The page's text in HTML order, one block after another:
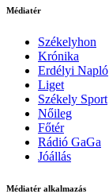
Médiatér
Székelyhon
Krónika
Erdélyi Napló
Liget
Székely Sport
Nőileg
Főtér
Rádió GaGa
Jóállás
Médiatér alkalmazás